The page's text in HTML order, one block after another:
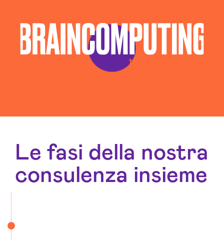
Le fasi della nostra
consulenza insieme